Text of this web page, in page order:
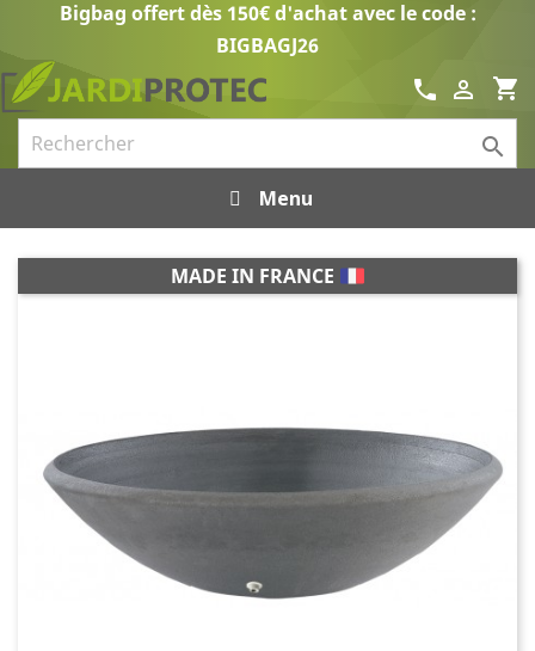
Bigbag offert dès 150€ d'achat avec le code :
BIGBAGJ26
shopping_cart

call

Menu
MADE IN FRANCE